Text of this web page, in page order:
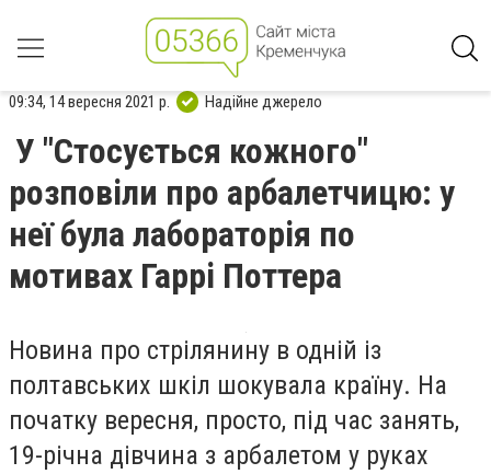
09:34, 14 вересня 2021 р. Надійне джерело
У "Стосується кожного"
розповіли про арбалетчицю: у
неї була лабораторія по
мотивах Гаррі Поттера
Новина про стрілянину в одній із
полтавських шкіл шокувала країну. На
початку вересня, просто, під час занять,
19-річна дівчина з арбалетом у руках